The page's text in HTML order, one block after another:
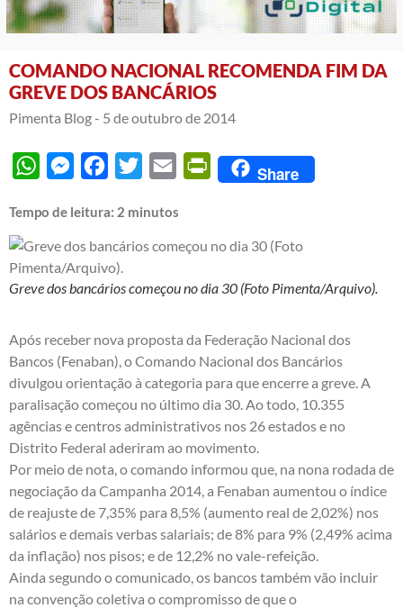
COMANDO NACIONAL RECOMENDA FIM DA
GREVE DOS BANCÁRIOS
Pimenta Blog - 5 de outubro de 2014
WhatsAppMessengerFacebook
Twitter Email PrintFriendly
Share
Tempo de leitura: 2 minutos
Greve dos bancários começou no dia 30 (Foto Pimenta/Arquivo).
Após receber nova proposta da Federação Nacional dos
Bancos (Fenaban), o Comando Nacional dos Bancários
divulgou orientação à categoria para que encerre a greve. A
paralisação começou no último dia 30. Ao todo, 10.355
agências e centros administrativos nos 26 estados e no
Distrito Federal aderiram ao movimento.
Por meio de nota, o comando informou que, na nona rodada de
negociação da Campanha 2014, a Fenaban aumentou o índice
de reajuste de 7,35% para 8,5% (aumento real de 2,02%) nos
salários e demais verbas salariais; de 8% para 9% (2,49% acima
da inflação) nos pisos; e de 12,2% no vale-refeição.
Ainda segundo o comunicado, os bancos também vão incluir
na convenção coletiva o compromisso de que o